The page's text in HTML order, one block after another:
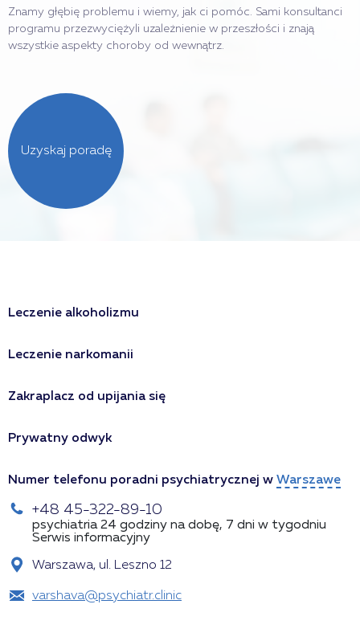
Znamy głębię problemu i wiemy, jak ci pomóc. Sami konsultanci
programu przezwyciężyli uzależnienie w przeszłości i znają
wszystkie aspekty choroby od wewnątrz.
Uzyskaj poradę
Leczenie alkoholizmu
Leczenie narkomanii
Zakraplacz od upijania się
Prywatny odwyk
Numer telefonu poradni psychiatrycznej w Warszawe
+48 45-322-89-10
psychiatria 24 godziny na dobę, 7 dni w tygodniu
Serwis informacyjny
Warszawa, ul. Leszno 12
varshava@psychiatr.clinic